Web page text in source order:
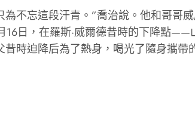
不忘這段汗青。”喬治說。他和哥哥
日，在羅斯·威爾德昔時的下降點
時迫降后為了熱身，喝光了隨身攜